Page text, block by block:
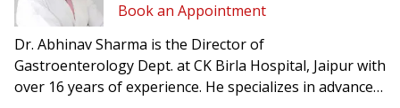
Book an Appointment
Dr. Abhinav Sharma is the Director of
Gastroenterology Dept. at CK Birla Hospital, Jaipur with
over 16 years of experience. He specializes in advanced